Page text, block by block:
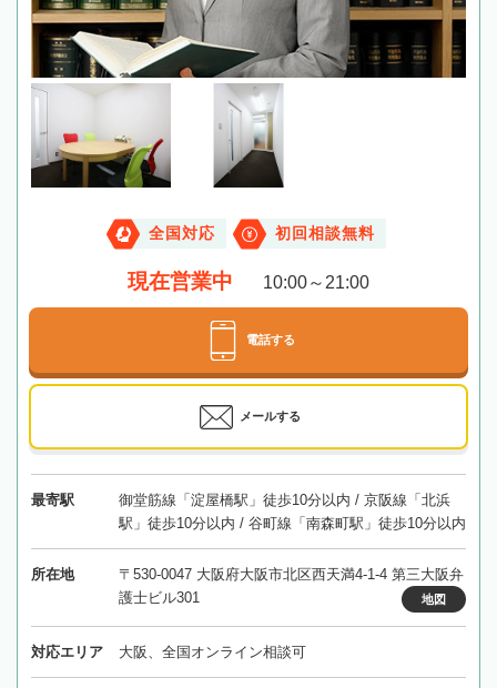
全国対応 初回相談無料
現在営業中 10:00～21:00
電話する
メールする
最寄駅
御堂筋線「淀屋橋駅」徒歩10分以内 / 京阪線「北浜
駅」徒歩10分以内 / 谷町線「南森町駅」徒歩10分以内
所在地
〒530-0047 大阪府大阪市北区西天満4-1-4 第三大阪弁
護士ビル301
地図
対応エリア 大阪、全国オンライン相談可